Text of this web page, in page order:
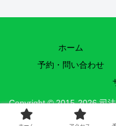
ホーム
予約・問い合わせ
Copyright © 2015-2026 司
時効援用の